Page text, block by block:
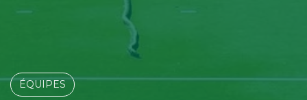
ÉQUIPES​​​​